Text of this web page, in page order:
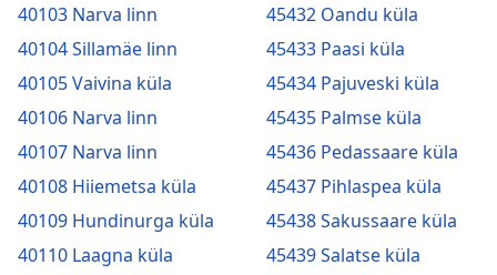
40103 Narva linn
40104 Sillamäe linn
40105 Vaivina küla
40106 Narva linn
40107 Narva linn
40108 Hiiemetsa küla
40109 Hundinurga küla
40110 Laagna küla
45432 Oandu küla
45433 Paasi küla
45434 Pajuveski küla
45435 Palmse küla
45436 Pedassaare küla
45437 Pihlaspea küla
45438 Sakussaare küla
45439 Salatse küla